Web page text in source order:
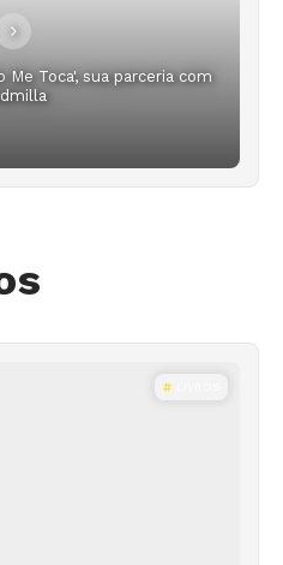
Toca', sua parceria com